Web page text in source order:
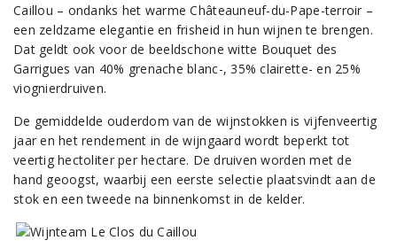
Caillou – ondanks het warme Châteauneuf-du-Pape-terroir –
een zeldzame elegantie en frisheid in hun wijnen te brengen.
Dat geldt ook voor de beeldschone witte Bouquet des
Garrigues van 40% grenache blanc-, 35% clairette- en 25%
viognierdruiven.
De gemiddelde ouderdom van de wijnstokken is vijfenveertig
jaar en het rendement in de wijngaard wordt beperkt tot
veertig hectoliter per hectare. De druiven worden met de
hand geoogst, waarbij een eerste selectie plaatsvindt aan de
stok en een tweede na binnenkomst in de kelder.